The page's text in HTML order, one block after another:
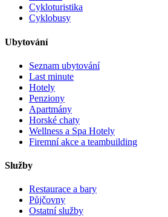
Cykloturistika
Cyklobusy
Ubytování
Seznam ubytování
Last minute
Hotely
Penziony
Apartmány
Horské chaty
Wellness a Spa Hotely
Firemní akce a teambuilding
Služby
Restaurace a bary
Půjčovny
Ostatní služby